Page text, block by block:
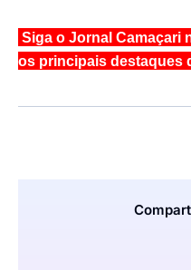
Siga o Jornal Camaçari
os principais destaques